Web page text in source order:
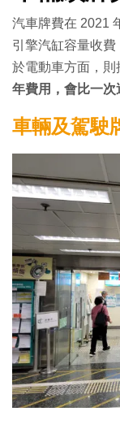
汽車牌費在 2021
引擎汽缸容量收
於電動車方面，則
年費用，會比一
車輛及駕駛